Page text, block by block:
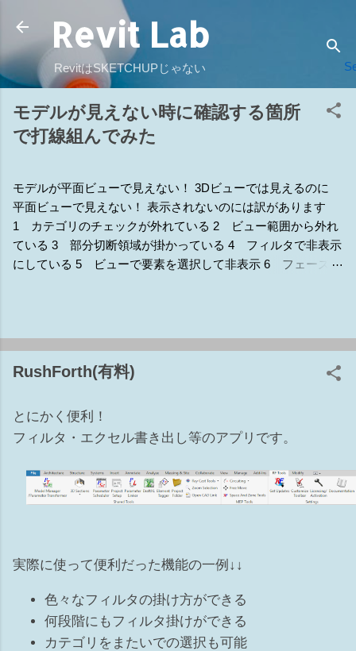
スキップしてメイン コンテンツに移動
Revit Lab
RevitはSKETCHUPじゃない
モデルが見えない時に確認する箇所
で打線組んでみた
モデルが平面ビューで見えない！ 3Dビューでは見えるのに
平面ビューで見えない！ 表示されないのには訳があります
1 カテゴリのチェックが外れている 2 ビュー範囲から外れ
ている 3 部分切断領域が掛かっている 4 フィルタで非表示
にしている 5 ビューで要素を選択して非表示 6 フェーズの
ク（線種変更） 補4 ビューの専門分野 補5 デザインオプシ
してもし、リビール側に要素があれば1か5が原因 ■要素があ
ル側も！）あれば3が原因かも ■トリミングのオンオフもして
みてください。9 上記でだいたい当りをつけてから原因を探
ェックが外れている [表示/グラフィックスの上書き]の[モデル
カテゴリ]タブ ※このダイアログがグレーアウトして編集不可
る カテゴリにより一部例外もあります ビュー範囲の切断面よ
されるカテゴリ：窓、収納設備、一般モデル Revit HELP↓ 3
部分切断領域が掛かっている 設定したビュー範囲からモデル
が外れている 4 フィルタで非表示にしている ビューごとに
RushForth(有料)
とにかく便利！
フィルタ・エクセル書き出し等のアプリです。
実際に使って便利だった機能の一例↓↓
色々なフィルタの掛け方ができる
何段階にもフィルタ掛けができる
カテゴリをまたいでの選択も可能